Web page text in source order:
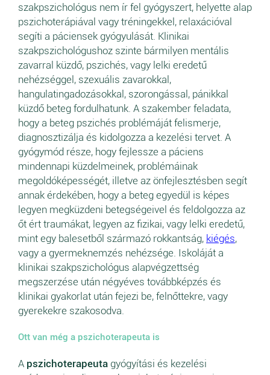
szakpszichológus nem ír fel gyógyszert, helyette alap
pszichoterápiával vagy tréningekkel, relaxációval
segíti a páciensek gyógyulását. Klinikai
szakpszichológushoz szinte bármilyen mentális
zavarral küzdő, pszichés, vagy lelki eredetű
nehézséggel, szexuális zavarokkal,
hangulatingadozásokkal, szorongással, pánikkal
küzdő beteg fordulhatunk. A szakember feladata,
hogy a beteg pszichés problémáját felismerje,
diagnosztizálja és kidolgozza a kezelési tervet. A
gyógymód része, hogy fejlessze a páciens
mindennapi küzdelmeinek, problémáinak
megoldóképességét, illetve az önfejlesztésben segít
annak érdekében, hogy a beteg egyedül is képes
legyen megküzdeni betegségeivel és feldolgozza az
őt ért traumákat, legyen az fizikai, vagy lelki eredetű,
mint egy balesetből származó rokkantság, kiégés,
vagy a gyermeknemzés nehézsége. Iskoláját a
klinikai szakpszichológus alapvégzettség
megszerzése után négyéves továbbképzés és
klinikai gyakorlat után fejezi be, felnőttekre, vagy
gyerekekre szakosodva.
Ott van még a pszichoterapeuta is
A pszichoterapeuta gyógyítási és kezelési